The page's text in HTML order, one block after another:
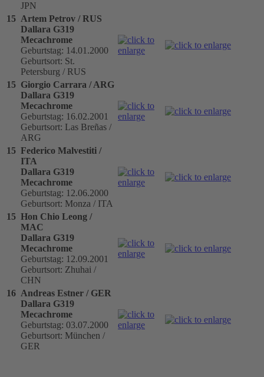
JPN
15 Artem Petrov / RUS
Dallara G319
Mecachrome
Geburtstag: 14.01.2000
Geburtsort: St.
Petersburg / RUS
15 Giorgio Carrara / ARG
Dallara G319
Mecachrome
Geburtstag: 16.02.2001
Geburtsort: Las Breñas /
ARG
15 Federico Malvestiti /
ITA
Dallara G319
Mecachrome
Geburtstag: 12.06.2000
Geburtsort: Monza / ITA
15 Hon Chio Leong /
MAC
Dallara G319
Mecachrome
Geburtstag: 12.09.2001
Geburtsort: Zhuhai /
CHN
16 Andreas Estner / GER
Dallara G319
Mecachrome
Geburtstag: 03.07.2000
Geburtsort: München /
GER